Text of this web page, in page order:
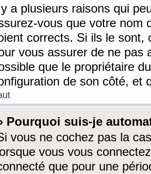
a plusieurs raisons qui
vous que votre nom
corrects. Si ils le sont,
vous assurer de ne pas
que le propriétaire
de son côté, et
Pourquoi suis-je
vous ne cochez pas la
vous vous
que pour une